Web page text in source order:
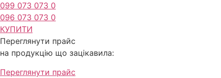
099 073 073 0
096 073 073 0
КУПИТИ
Переглянути прайс
на продукцію що зацікавила:
Переглянути прайс